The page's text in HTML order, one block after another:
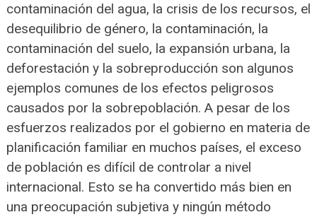
contaminación del agua, la crisis de los recursos, el
desequilibrio de género, la contaminación, la
contaminación del suelo, la expansión urbana, la
deforestación y la sobreproducción son algunos
ejemplos comunes de los efectos peligrosos
causados por la sobrepoblación. A pesar de los
esfuerzos realizados por el gobierno en materia de
planificación familiar en muchos países, el exceso
de población es difícil de controlar a nivel
internacional. Esto se ha convertido más bien en
una preocupación subjetiva y ningún método